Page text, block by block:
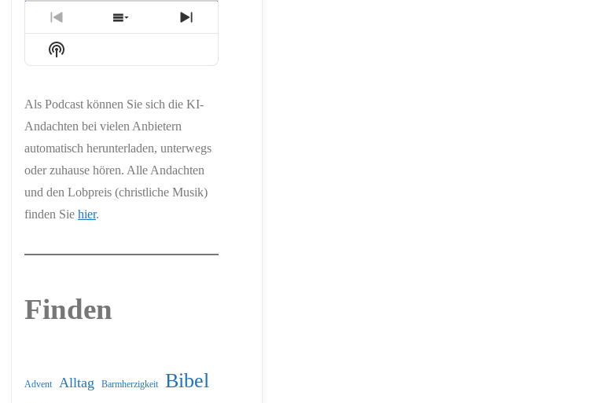
Previous
Episode
Show
Episodes
Next
Episode
Show
Podcast
Als Podcast können Sie sich die KI-
Andachten bei vielen Anbietern
automatisch herunterladen, unterwegs
oder zuhause hören. Alle Andachten
und den Lobpreis (christliche Musik)
finden Sie hier.
Finden
Advent Alltag Barmherzigkeit Bibel